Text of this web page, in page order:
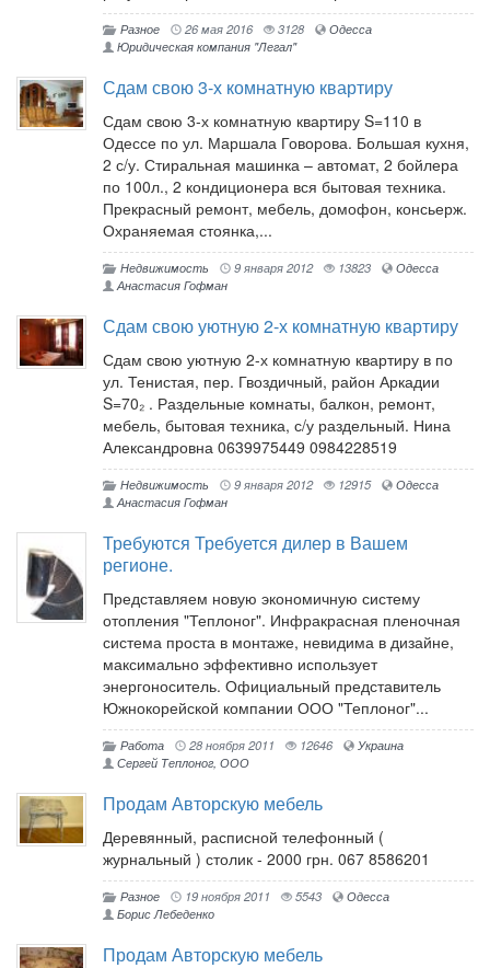
Разное 26 мая 2016 3128
Одесса
Юридическая компания "Легал"
Сдам свою 3-х комнатную квартиру
Сдам свою 3-х комнатную квартиру S=110 в
Одессе по ул. Маршала Говорова. Большая кухня,
2 с/у. Стиральная машинка – автомат, 2 бойлера
по 100л., 2 кондиционера вся бытовая техника.
Прекрасный ремонт, мебель, домофон, консьерж.
Охраняемая стоянка,...
Недвижимость 9 января 2012 13823
Одесса
Анастасия Гофман
Сдам свою уютную 2-х комнатную квартиру
Сдам свою уютную 2-х комнатную квартиру в по
ул. Тенистая, пер. Гвоздичный, район Аркадии
S=70₂ . Раздельные комнаты, балкон, ремонт,
мебель, бытовая техника, с/у раздельный. Нина
Александровна 0639975449 0984228519
Недвижимость 9 января 2012 12915
Одесса
Анастасия Гофман
Требуются Требуется дилер в Вашем
регионе.
Представляем новую экономичную систему
отопления "Теплоног". Инфракрасная пленочная
система проста в монтаже, невидима в дизайне,
максимально эффективно использует
энергоноситель. Официальный представитель
Южнокорейской компании ООО "Теплоног"...
Работа 28 ноября 2011 12646
Украина
Сергей Теплоног, ООО
Продам Авторскую мебель
Деревянный, расписной телефонный (
журнальный ) столик - 2000 грн. 067 8586201
Разное 19 ноября 2011 5543
Одесса
Борис Лебеденко
Продам Авторскую мебель